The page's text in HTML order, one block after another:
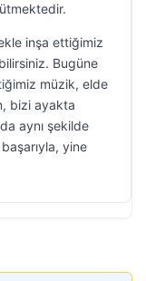
inşa ettiğimiz
Bugüne
müzik, elde
bizi ayakta
aynı şekilde
yine